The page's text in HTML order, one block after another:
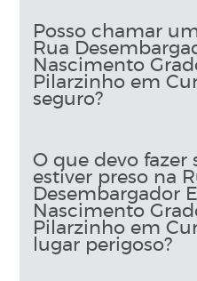
Posso chamar
Rua
Nascimento
Pilarzinho em
seguro?
O que devo fazer
estiver preso na
Desembargador
Nascimento
Pilarzinho em
lugar perigoso?